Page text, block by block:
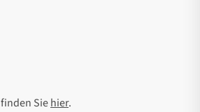
Siehier.